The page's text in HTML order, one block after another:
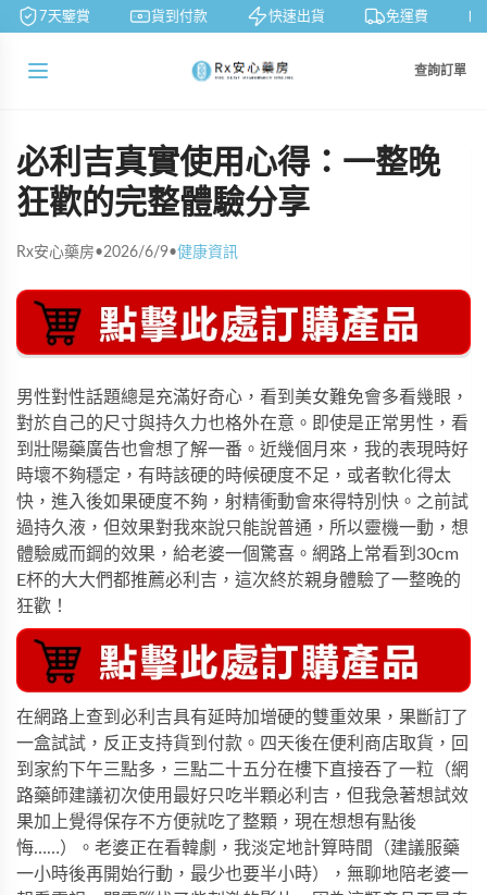
7天鑒賞 貨到付款 快速出貨 免運費
查詢訂單
必利吉真實使用心得：一整晚
狂歡的完整體驗分享
Rx安心藥房•2026/6/9•健康資訊
男性對性話題總是充滿好奇心，看到美女難免會多看幾眼，
對於自己的尺寸與持久力也格外在意。即使是正常男性，看
到壯陽藥廣告也會想了解一番。近幾個月來，我的表現時好
時壞不夠穩定，有時該硬的時候硬度不足，或者軟化得太
快，進入後如果硬度不夠，射精衝動會來得特別快。之前試
過持久液，但效果對我來說只能說普通，所以靈機一動，想
體驗威而鋼的效果，給老婆一個驚喜。網路上常看到30cm
E杯的大大們都推薦必利吉，這次終於親身體驗了一整晚的
狂歡！
在網路上查到必利吉具有延時加增硬的雙重效果，果斷訂了
一盒試試，反正支持貨到付款。四天後在便利商店取貨，回
到家約下午三點多，三點二十五分在樓下直接吞了一粒（網
路藥師建議初次使用最好只吃半顆必利吉，但我急著想試效
果加上覺得保存不方便就吃了整顆，現在想想有點後
悔……）。老婆正在看韓劇，我淡定地計算時間（建議服藥
一小時後再開始行動，最少也要半小時），無聊地陪老婆一